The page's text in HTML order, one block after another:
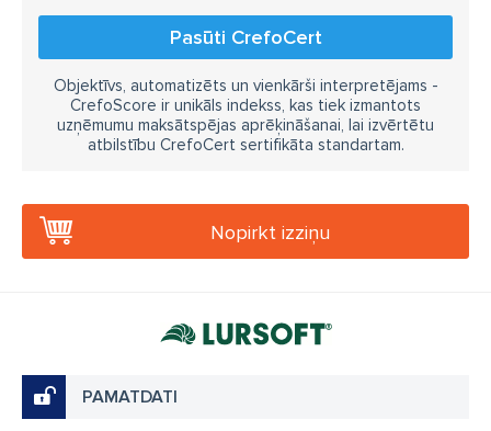
Pasūti CrefoCert
Objektīvs, automatizēts un vienkārši interpretējams -
CrefoScore ir unikāls indekss, kas tiek izmantots
uzņēmumu maksātspējas aprēķināšanai, lai izvērtētu
atbilstību CrefoCert sertifikāta standartam.
Nopirkt izziņu
PAMATDATI